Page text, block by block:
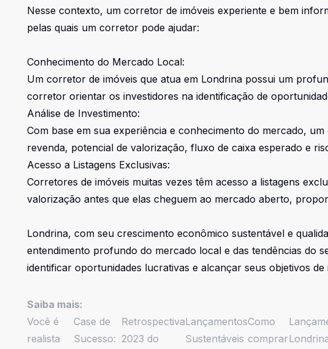
Nesse contexto, um corretor de imóveis experiente e bem
pelas quais um corretor pode ajudar:
Conhecimento do Mercado Local:
Um corretor de imóveis que atua em Londrina possui um
corretor orientar os investidores na identificação de
Análise de Investimento:
Com base em sua experiência e conhecimento do mercado,
revenda, potencial de valorização, fluxo de caixa esperado e
Acesso a Listagens Exclusivas:
Corretores de imóveis muitas vezes têm acesso a listagens
valorização antes que elas cheguem ao mercado aberto,
Londrina, com seu crescimento econômico sustentável e
entendimento profundo do mercado local e das tendências do
identificar oportunidades lucrativas e alcançar seus objetivos
Saiba mais:
Você é
realista
Case de
Sucesso:
Retrospectiva
2023 do
Lançamentos
Sustentáveis
Como
comprar